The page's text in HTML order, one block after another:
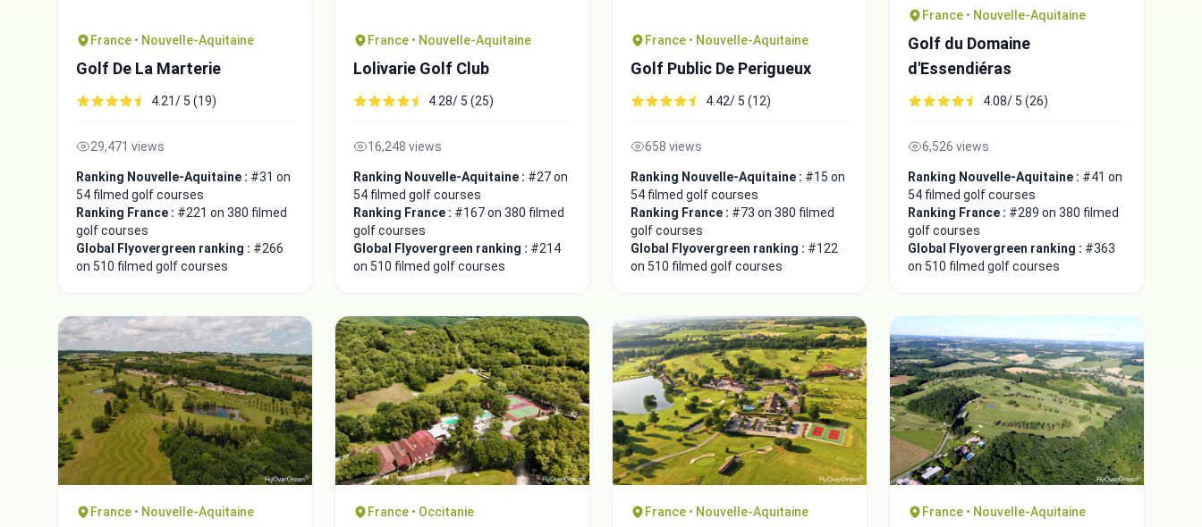
France • Nouvelle-Aquitaine
Golf De La Marterie
4.21/ 5 (19)
29,471 views
Ranking Nouvelle-Aquitaine : #31 on
54 filmed golf courses
Ranking France : #221 on 380 filmed
golf courses
Global Flyovergreen ranking : #266
on 510 filmed golf courses
France • Nouvelle-Aquitaine
Lolivarie Golf Club
4.28/ 5 (25)
16,248 views
Ranking Nouvelle-Aquitaine : #27 on
54 filmed golf courses
Ranking France : #167 on 380 filmed
golf courses
Global Flyovergreen ranking : #214
on 510 filmed golf courses
France • Nouvelle-Aquitaine
Golf Public De Perigueux
4.42/ 5 (12)
658 views
Ranking Nouvelle-Aquitaine : #15 on
54 filmed golf courses
Ranking France : #73 on 380 filmed
golf courses
Global Flyovergreen ranking : #122
on 510 filmed golf courses
France • Nouvelle-Aquitaine
Golf du Domaine
d'Essendiéras
4.08/ 5 (26)
6,526 views
Ranking Nouvelle-Aquitaine : #41 on
54 filmed golf courses
Ranking France : #289 on 380 filmed
golf courses
Global Flyovergreen ranking : #363
on 510 filmed golf courses
France • Nouvelle-Aquitaine France • Occitanie France • Nouvelle-Aquitaine France • Nouvelle-Aquitaine